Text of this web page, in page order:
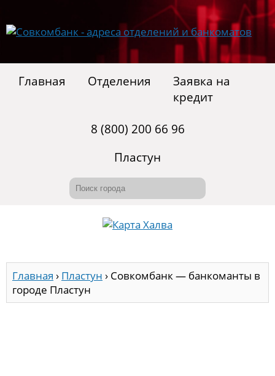
Главная Отделения
Заявка на
кредит
8 (800) 200 66 96
Пластун
Главная › Пластун › Совкомбанк — банкоманты в
городе Пластун